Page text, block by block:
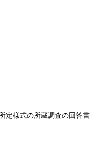
定様式の所蔵調査の回答